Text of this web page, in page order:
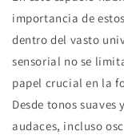
importancia de
dentro del vasto
sensorial no se
papel crucial en la
Desde tonos
audaces, incluso